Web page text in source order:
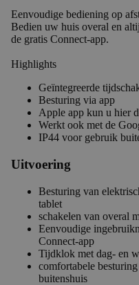
Eenvoudige bediening op
Bedien uw huis overal en
de gratis Connect-app.
Highlights
Geïntegreerde
Besturing via app
Apple app kun u hier
Werkt ook met de
IP44 voor gebruik
Uitvoering
Besturing van
tablet
schakelen van overal
Eenvoudige
Connect-app
Tijdklok met dag- en
comfortabele
buitenshuis